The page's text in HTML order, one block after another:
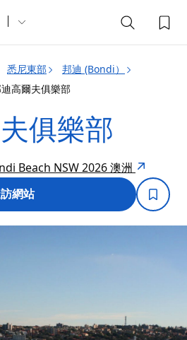
悉尼東部
邦迪 (Bondi）
高爾夫俱樂部
俱樂部
Beach NSW 2026 澳洲
網站